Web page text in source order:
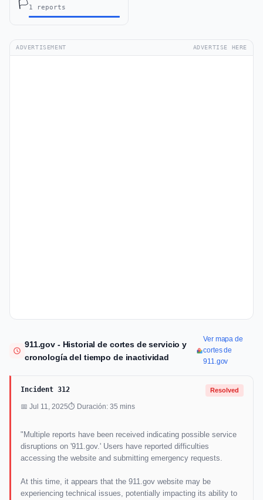
🏳️1 reports
ADVERTISEMENT ADVERTISE HERE
911.gov - Historial de cortes de servicio y
cronología del tiempo de inactividad
Ver mapa de
cortes de
911.gov
Incident 312 Resolved
📅 Jul 11, 2025⏱ Duración: 35 mins
"Multiple reports have been received indicating possible service
disruptions on '911.gov.' Users have reported difficulties
accessing the website and submitting emergency requests.
At this time, it appears that the 911.gov website may be
experiencing technical issues, potentially impacting its ability to